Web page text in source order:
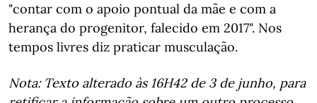
"contar com o apoio pontual da mãe e com a
herança do progenitor, falecido em 2017". Nos
tempos livres diz praticar musculação.
Nota: Texto alterado às 16H42 de 3 de junho, para